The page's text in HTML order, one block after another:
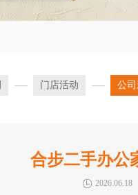
门店活动 公
合步二手办公
2026.06.18